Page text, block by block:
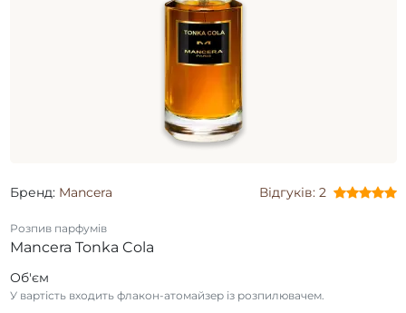
Бренд: Mancera Відгуків: 2
Розпив парфумів
Mancera Tonka Cola
Об'єм
У вартість входить флакон-атомайзер із розпилювачем.